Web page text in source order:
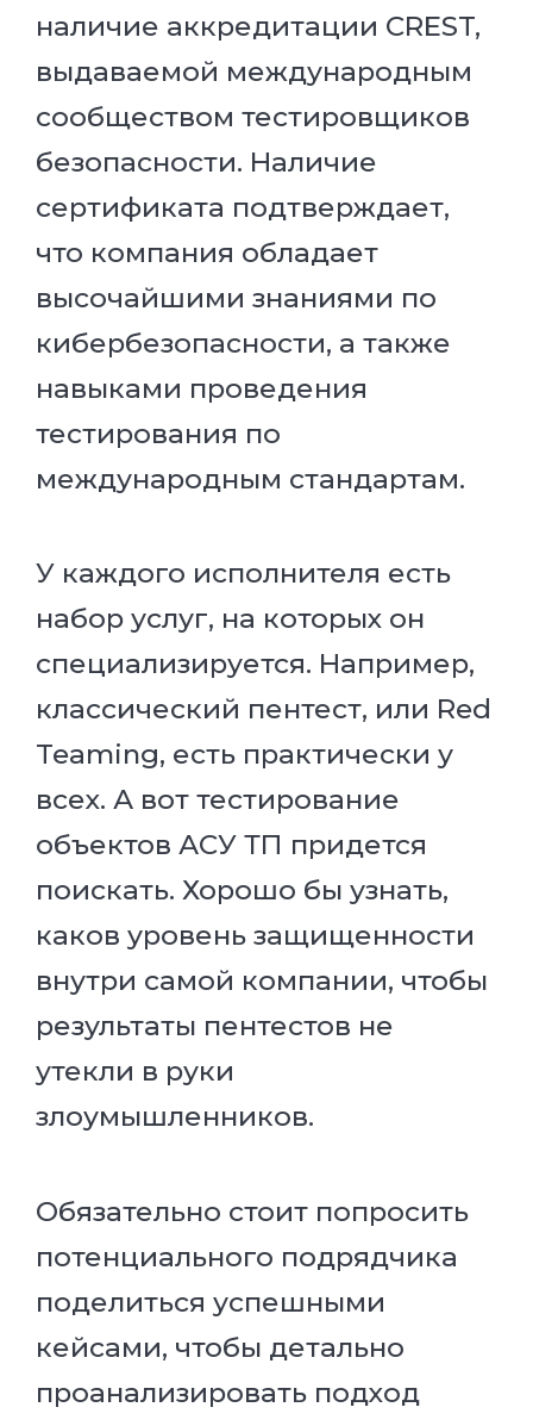
наличие аккредитации CREST,
выдаваемой международным
сообществом тестировщиков
безопасности. Наличие
сертификата подтверждает,
что компания обладает
высочайшими знаниями по
кибербезопасности, а также
навыками проведения
тестирования по
международным стандартам.
У каждого исполнителя есть
набор услуг, на которых он
специализируется. Например,
классический пентест, или Red
Teaming, есть практически у
всех. А вот тестирование
объектов АСУ ТП придется
поискать. Хорошо бы узнать,
каков уровень защищенности
внутри самой компании, чтобы
результаты пентестов не
утекли в руки
злоумышленников.
Обязательно стоит попросить
потенциального подрядчика
поделиться успешными
кейсами, чтобы детально
проанализировать подход